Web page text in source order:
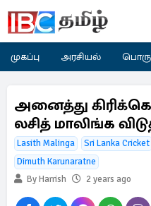
முகப்பு அரசியல்
அனைத்து
லசித் மாலிங்க
Lasith Malinga Sri Lanka Cricket
Dimuth Karunaratne
By Harrish
2 years ago